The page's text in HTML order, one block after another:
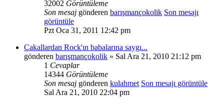
32002 Görüntüleme
Son mesaj gönderen barışmançokolik Son mesajı
görüntüle
Pzt Oca 31, 2011 12:42 pm
Çakallardan Rock'ın babalarına saygı...
gönderen barışmançokolik » Sal Ara 21, 2010 21:12 pm
1 Cevaplar
14344 Görüntüleme
Son mesaj gönderen kulahmet Son mesajı görüntüle
Sal Ara 21, 2010 22:04 pm